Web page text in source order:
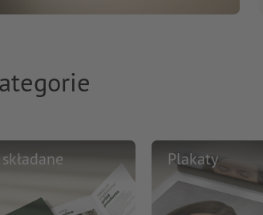
Plakaty